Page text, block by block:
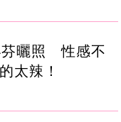
芬曬照 性感不
太辣！